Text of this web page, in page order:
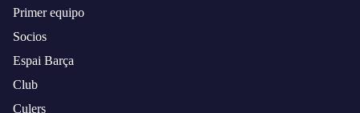
Primer equipo
Socios
Espai Barça
Club
Culers